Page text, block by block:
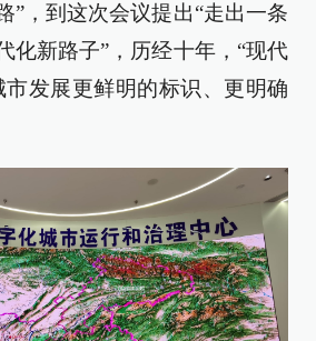
”，到这次会议提出“走出一条
化新路子”，历经十年，“现代
市发展更鲜明的标识、更明确